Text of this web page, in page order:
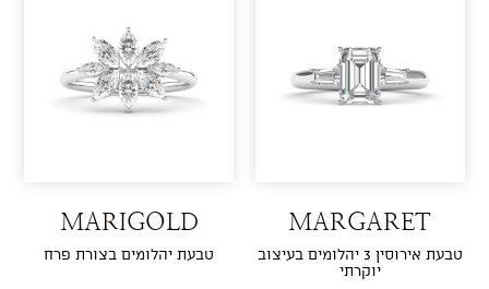
MARGARET
טבעת אירוסין 3 יהלומים בעיצוב
יוקרתי
MARIGOLD
טבעת יהלומים בצורת פרח